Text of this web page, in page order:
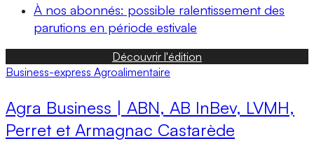
À nos abonnés: possible ralentissement des
parutions en période estivale
Découvrir l'édition
Business-express Agroalimentaire
Agra Business | ABN, AB InBev, LVMH,
Perret et Armagnac Castarède